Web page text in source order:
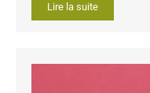
Lire la suite